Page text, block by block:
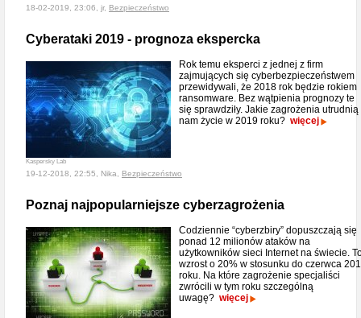
18-02-2019, 23:06, jr, Bezpieczeństwo
Cyberataki 2019 - prognoza ekspercka
Kaspersky Lab
Rok temu eksperci z jednej z firm
zajmujących się cyberbezpieczeństwem
przewidywali, że 2018 rok będzie rokiem
ransomware. Bez wątpienia prognozy te
się sprawdziły. Jakie zagrożenia utrudnią
nam życie w 2019 roku? więcej
19-12-2018, 22:55, Nika, Bezpieczeństwo
Poznaj najpopularniejsze cyberzagrożenia
Codziennie “cyberzbiry” dopuszczają się
ponad 12 milionów ataków na
użytkowników sieci Internet na świecie.
wzrost o 20% w stosunku do czerwca
roku. Na które zagrożenie specjaliści
zwrócili w tym roku szczególną
uwagę? więcej